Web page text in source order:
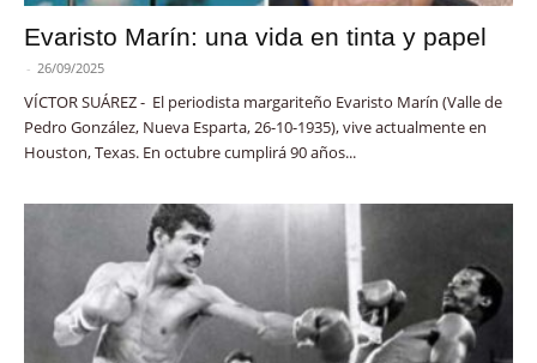
Evaristo Marín: una vida en tinta y papel
- 26/09/2025
VÍCTOR SUÁREZ - El periodista margariteño Evaristo Marín (Valle de
Pedro González, Nueva Esparta, 26-10-1935), vive actualmente en
Houston, Texas. En octubre cumplirá 90 años...